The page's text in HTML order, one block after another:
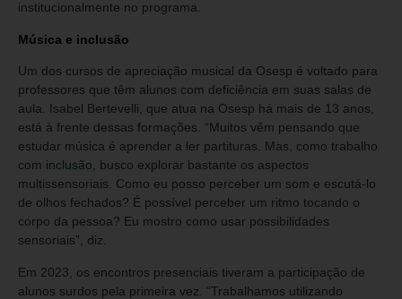
institucionalmente no programa.
Música e inclusão
Um dos cursos de apreciação musical da Osesp é voltado para
professores que têm alunos com deficiência em suas salas de
aula. Isabel Bertevelli, que atua na Osesp há mais de 13 anos,
está à frente dessas formações. “Muitos vêm pensando que
estudar música é aprender a ler partituras. Mas, como trabalho
com inclusão , busco explorar bastante os aspectos
multissensoriais. Como eu posso perceber um som e escutá-lo
de olhos fechados? É possível perceber um ritmo tocando o
corpo da pessoa? Eu mostro como usar possibilidades
sensoriais”, diz.
Em 2023, os encontros presenciais tiveram a participação de
alunos surdos pela primeira vez. “Trabalhamos utilizando